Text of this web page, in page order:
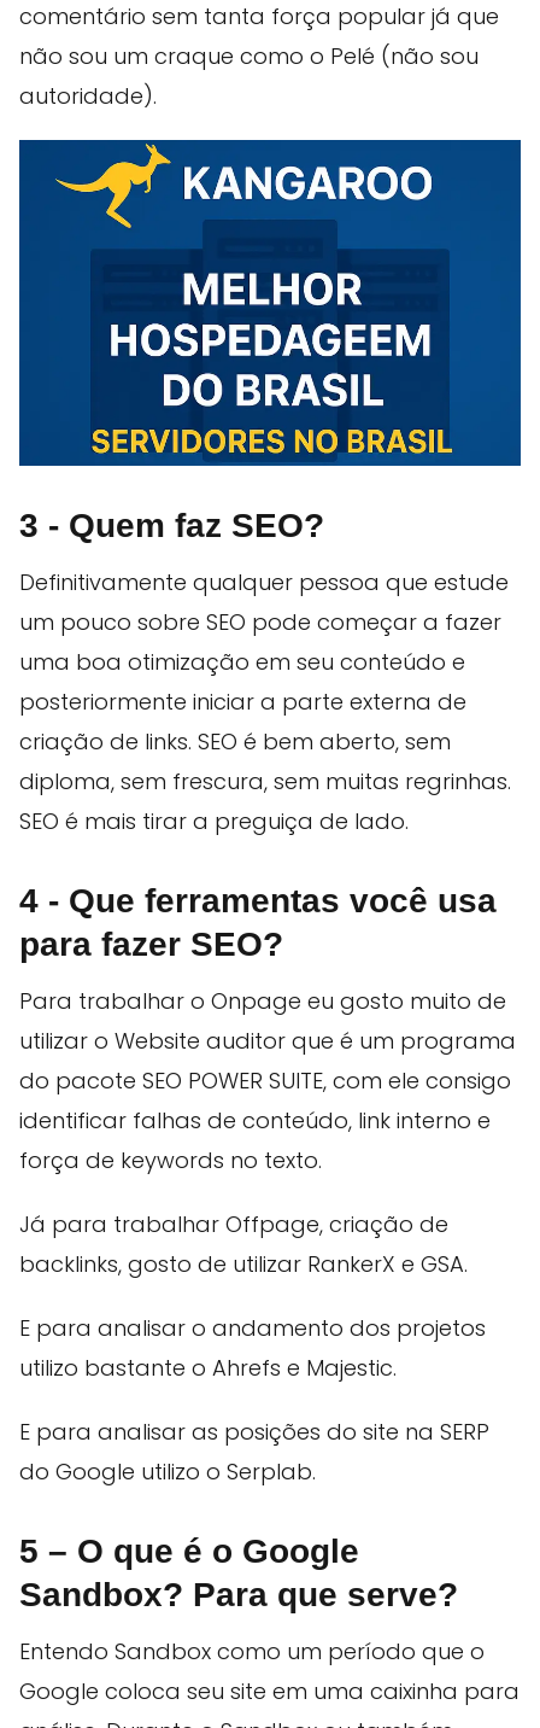
comentário sem tanta força popular já que
não sou um craque como o Pelé (não sou
autoridade).
3 - Quem faz SEO?
Definitivamente qualquer pessoa que estude
um pouco sobre SEO pode começar a fazer
uma boa otimização em seu conteúdo e
posteriormente iniciar a parte externa de
criação de links. SEO é bem aberto, sem
diploma, sem frescura, sem muitas regrinhas.
SEO é mais tirar a preguiça de lado.
4 - Que ferramentas você usa
para fazer SEO?
Para trabalhar o Onpage eu gosto muito de
utilizar o Website auditor que é um programa
do pacote SEO POWER SUITE, com ele consigo
identificar falhas de conteúdo, link interno e
força de keywords no texto.
Já para trabalhar Offpage, criação de
backlinks, gosto de utilizar RankerX e GSA.
E para analisar o andamento dos projetos
utilizo bastante o Ahrefs e Majestic.
E para analisar as posições do site na SERP
do Google utilizo o Serplab.
5 – O que é o Google
Sandbox? Para que serve?
Entendo Sandbox como um período que o
Google coloca seu site em uma caixinha para